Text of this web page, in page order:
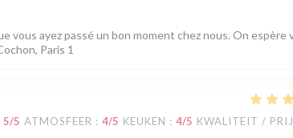
vous ayez passé un bon moment chez nous. On espère
Paris 1
5/5 ATMOSFEER : 4/5 KEUKEN : 4/5 KWALITEIT /